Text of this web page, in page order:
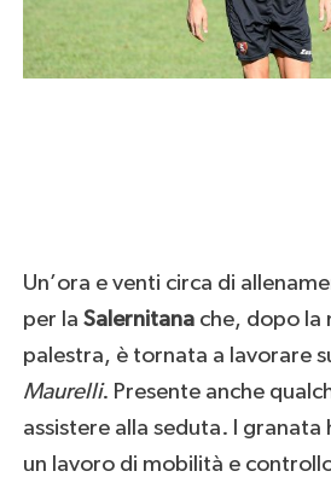
Un’ora e venti circa di
per la Salernitanache, dopo la
palestra, è tornata a lavorare
Maurelli. Presente anche
assistere alla seduta. I granata
un lavoro di mobilità e